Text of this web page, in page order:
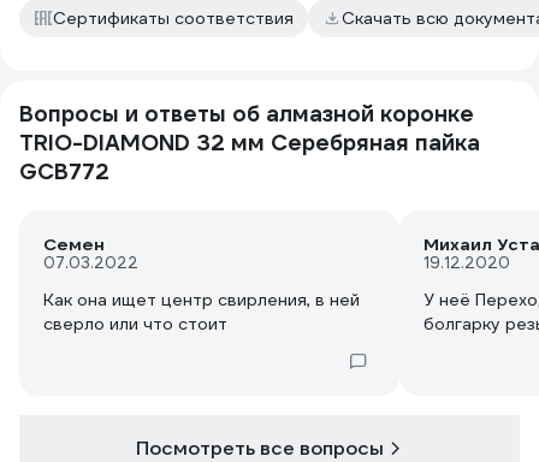
Сертификаты соответствия Скачать всю
Вопросы и ответы об алмазной коронке
TRIO-DIAMOND 32 мм Серебряная пайка
GCB772
Семен
07.03.2022
Как она ищет центр свирления, в ней
сверло или что стоит
Михаил
19.12.2020
У неё
болгарку
Посмотреть все вопросы